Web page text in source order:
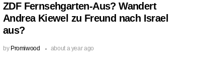
ZDF Fernsehgarten-Aus? Wandert
Andrea Kiewel zu Freund nach Israel
aus?
by Promiwood about a year ago